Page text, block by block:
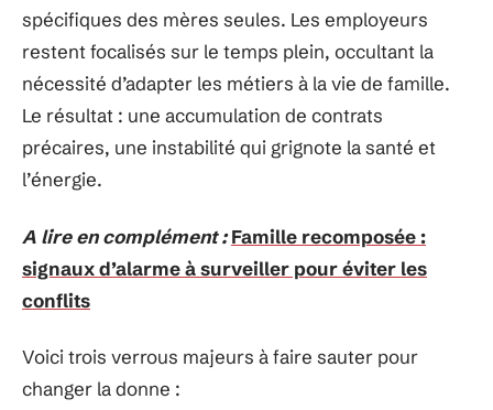
spécifiques des mères seules. Les employeurs
restent focalisés sur le temps plein, occultant la
nécessité d’adapter les métiers à la vie de famille.
Le résultat : une accumulation de contrats
précaires, une instabilité qui grignote la santé et
l’énergie.
A lire en complément : Famille recomposée :
signaux d’alarme à surveiller pour éviter les
conflits
Voici trois verrous majeurs à faire sauter pour
changer la donne :